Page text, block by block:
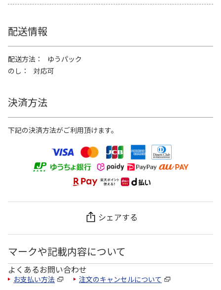
配送情報
配送方法
ゆうパック
のし
対応可
決済方法
下記の決済方法がご利用頂けます。
シェアする
マークや記載内容について
よくあるお問い合わせ
お支払い方法 注文のキャンセルについて